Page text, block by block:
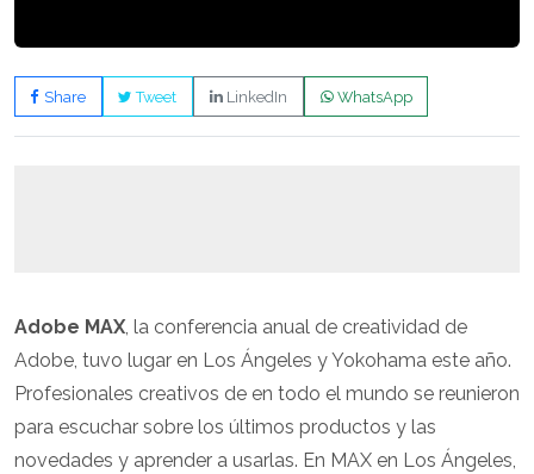
Share Tweet LinkedIn WhatsApp
Adobe MAX, la conferencia anual de creatividad de
Adobe, tuvo lugar en Los Ángeles y Yokohama este año.
Profesionales creativos de en todo el mundo se reunieron
para escuchar sobre los últimos productos y las
novedades y aprender a usarlas. En MAX en Los Ángeles,